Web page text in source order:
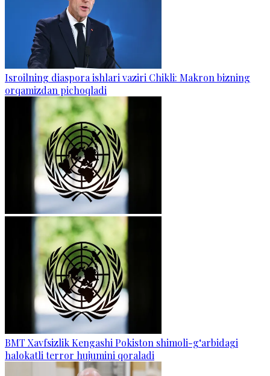
Isroilning diaspora ishlari vaziri Chikli: Makron bizning
orqamizdan pichoqladi
BMT Xavfsizlik Kengashi Pokiston shimoli-g‘arbidagi
halokatli terror hujumini qoraladi